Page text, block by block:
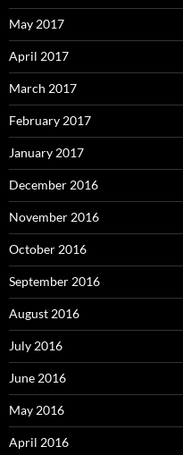
May 2017
April 2017
March 2017
February 2017
January 2017
December 2016
November 2016
October 2016
September 2016
August 2016
July 2016
June 2016
May 2016
April 2016